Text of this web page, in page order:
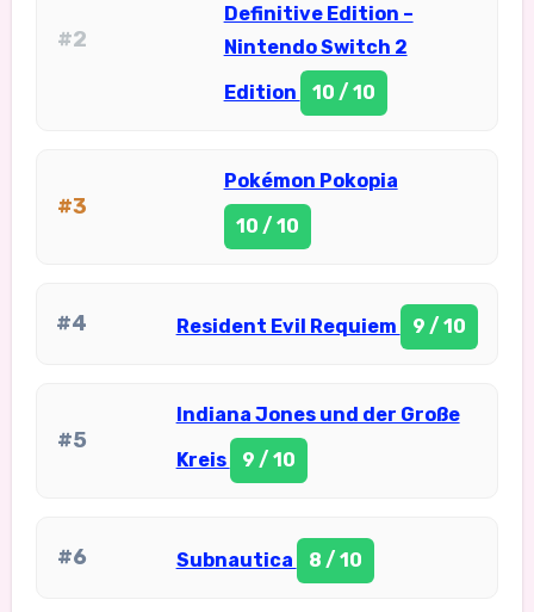
#2
Definitive Edition –
Nintendo Switch 2
Edition
10 / 10
#3
Pokémon Pokopia
10 / 10
#4 Resident Evil Requiem 9 / 10
#5
Indiana Jones und der Große
Kreis
9 / 10
#6 Subnautica 8 / 10